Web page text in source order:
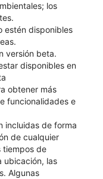
los
estén disponibles
versión beta.
disponibles en
obtener más
funcionalidades e
incluidas de forma
de cualquier
tiempos de
ubicación, las
Algunas